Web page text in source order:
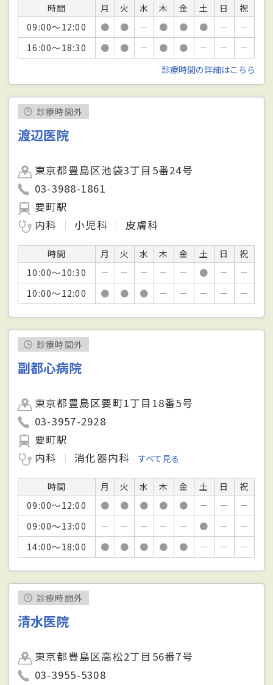
時間 月 火 水 木 金 土 日
祝
09:00～12:00
● ● － ● ● ● －
－
16:00～18:30
● ● － ● ● － －
－
診療時間の詳細はこちら
診療時間外
渡辺医院
東京都豊島区池袋3丁目5番24号
03-3988-1861
要町駅
内科
小児科 皮膚科
時間 月 火 水 木 金 土 日
祝
10:00～10:30
－ － － － － ● －
－
10:00～12:00
● ● ● － － － － －
診療時間外
副都心病院
東京都豊島区要町1丁目18番5号
03-3957-2928
要町駅
内科
消化器内科 すべて見る
時間 月 火 水 木 金 土 日
祝
09:00～12:00
● ● ● ● ● － －
－
09:00～13:00
－ － － － － ● －
－
14:00～18:00
● ● ● ● ● － － －
診療時間外
清水医院
東京都豊島区高松2丁目56番7号
03-3955-5308